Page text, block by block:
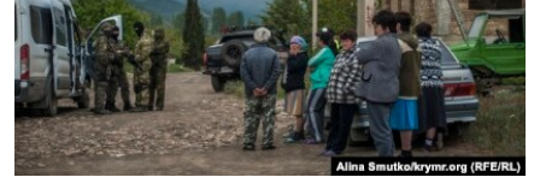
ВІДЕОУРОКИ «ELIFBE»
СВІДЧЕННЯ ОКУПАЦІЇ
УКРАЇНСЬКА ПРОБЛЕМА КРИМУ
ІНФОГРАФІКА
Русский
Qırımtatar
ДОЛУЧАЙСЯ!